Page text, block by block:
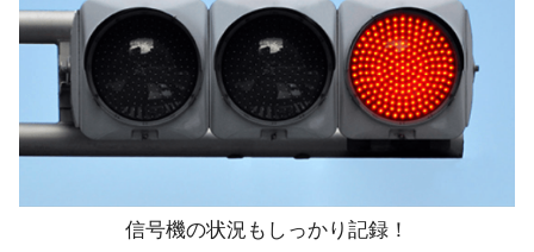
信号機の状況もしっかり記録！